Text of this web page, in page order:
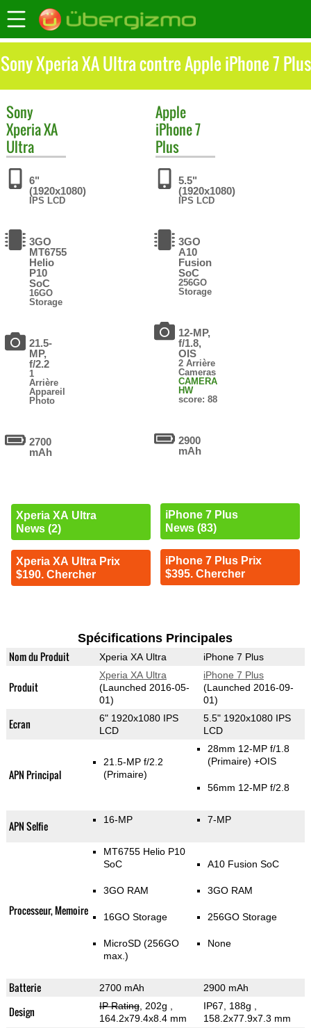
Sony Xperia XA Ultra contre Apple iPhone 7 Plus
Sony
Xperia XA
Ultra
6"
(1920x1080)
IPS LCD
3GO
MT6755
Helio
P10
SoC
16GO
Storage
21.5-
MP,
f/2.2
1
Arrière
Appareil
Photo
2700
mAh
Xperia XA Ultra
News (2)
Xperia XA Ultra Prix
$190. Chercher
Apple
iPhone 7
Plus
5.5"
(1920x1080)
IPS LCD
3GO
A10
Fusion
SoC
256GO
Storage
12-MP,
f/1.8,
OIS
2 Arrière
Cameras
CAMERA
HW
score: 88
2900
mAh
iPhone 7 Plus
News (83)
iPhone 7 Plus Prix
$395. Chercher
Spécifications Principales
Nom du Produit Xperia XA Ultra iPhone 7 Plus
Produit
Xperia XA Ultra
(Launched 2016-05-
01)
iPhone 7 Plus
(Launched 2016-09-
01)
Ecran
6" 1920x1080 IPS
LCD
5.5" 1920x1080 IPS
LCD
APN Principal
21.5-MP f/2.2
(Primaire)
28mm 12-MP f/1.8
(Primaire) +OIS
56mm 12-MP f/2.8
APN Selfie 16-MP 7-MP
Processeur, Memoire
MT6755 Helio P10
SoC
3GO RAM
16GO Storage
MicroSD (256GO
max.)
A10 Fusion SoC
3GO RAM
256GO Storage
None
Batterie 2700 mAh 2900 mAh
Design IP Rating, 202g
164.2x79.4x8.4 mm
IP67, 188g
158.2x77.9x7.3 mm